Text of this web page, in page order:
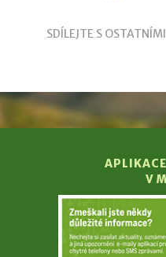
SDÍLEJTE S OSTATNÍMI
V